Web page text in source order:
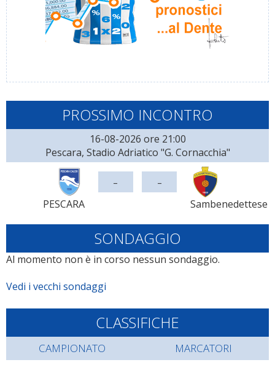
PROSSIMO INCONTRO
16-08-2026 ore 21:00
Pescara, Stadio Adriatico "G. Cornacchia"
PESCARA
- -
Sambenedettese
SONDAGGIO
Al momento non è in corso nessun sondaggio.
Vedi i vecchi sondaggi
CLASSIFICHE
CAMPIONATO MARCATORI